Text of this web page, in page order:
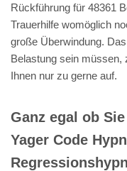
Rückführung für 48361
Trauerhilfe womöglich
große Überwindung.
Belastung sein müssen,
Ihnen nur zu gerne auf.
Ganz egal ob
Yager Code